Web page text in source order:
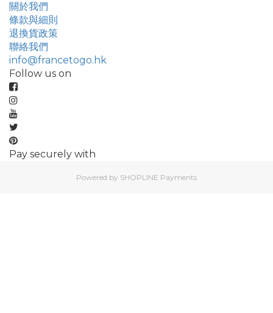
關於我們
條款與細則
退換貨政策
聯絡我們
info@francetogo.hk
Follow us on
Pay securely with
Powered by SHOPLINE Payments